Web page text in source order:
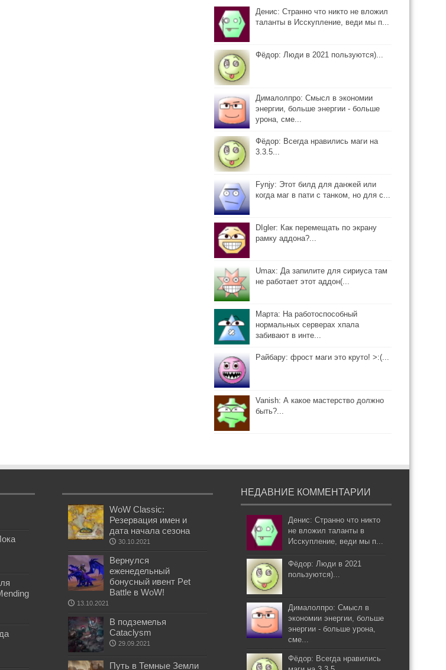
Денис: Странно что никто не вложил
таланты в Исскупление, веди мы п...
Фёдор: Люди в 2021 пользуются)...
Дималолпро: Смысл в экономии
энергии, больше энергии - больше
урона, сме...
Фёдор: Всегда нравились маги на
3.3.5...
Fynjy: Этот билд для данжей или
когда маг в пати с танком, но для с...
DIgler: Как перемещать по экрану
рамку аддона?...
Umax: Да запилите для сириуса там
не работает этот аддон(...
Марта: На работоспособный
нормальных серверах хпала
забивают в инте...
Райбару: фрост маги это круто! >:(...
Vanish: А какое мастерство должно
быть?...
WoW Classic:
Резервация имен и
дата начала сезона
30.10.2021
Вернулся
еженедельный
бонусный ивент Pet
Battle в WoW!
13.10.2021
В подземелья
Cataclysm
29.09.2021
Путь в Темные Земли
НЕДАВНИЕ КОММЕНТАРИИ
Денис: Странно что никто
не вложил таланты в
Исскупление, веди мы п...
Фёдор: Люди в 2021
пользуются)...
Дималолпро: Смысл в
экономии энергии, больше
энергии - больше урона,
сме...
Фёдор: Всегда нравились